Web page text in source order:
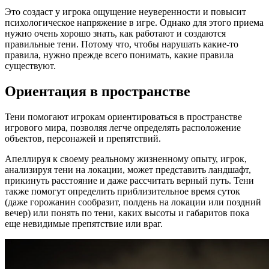
Это создаст у игрока ощущение неуверенности и повысит
психологическое напряжение в игре. Однако для этого приема
нужно очень хорошо знать, как работают и создаются
правильные тени. Потому что, чтобы нарушать какие-то
правила, нужно прежде всего понимать, какие правила
существуют.
Ориентация в пространстве
Тени помогают игрокам ориентироваться в пространстве
игрового мира, позволяя легче определять расположение
объектов, персонажей и препятствий.
Апеллируя к своему реальному жизненному опыту, игрок,
анализируя тени на локации, может представить ландшафт,
прикинуть расстояние и даже рассчитать верный путь. Тени
также помогут определить приблизительное время суток
(даже горожанин сообразит, полдень на локации или поздний
вечер) или понять по тени, каких высоты и габаритов пока
еще невидимые препятствие или враг.